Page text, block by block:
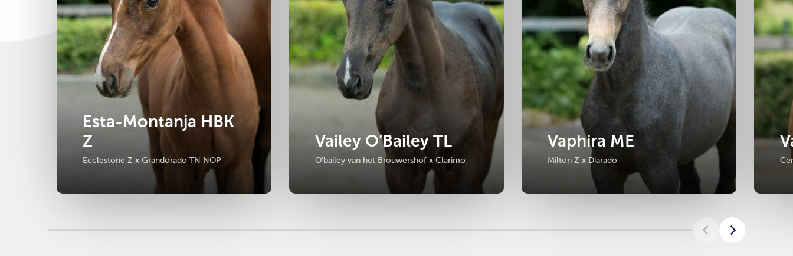
Esta-Montanja HBK
Z
Ecclestone Z x Grandorado TN NOP
Vailey O’Bailey TL
O'bailey van het Brouwershof x Clarimo
Vaphira ME
Milton Z x Diarado